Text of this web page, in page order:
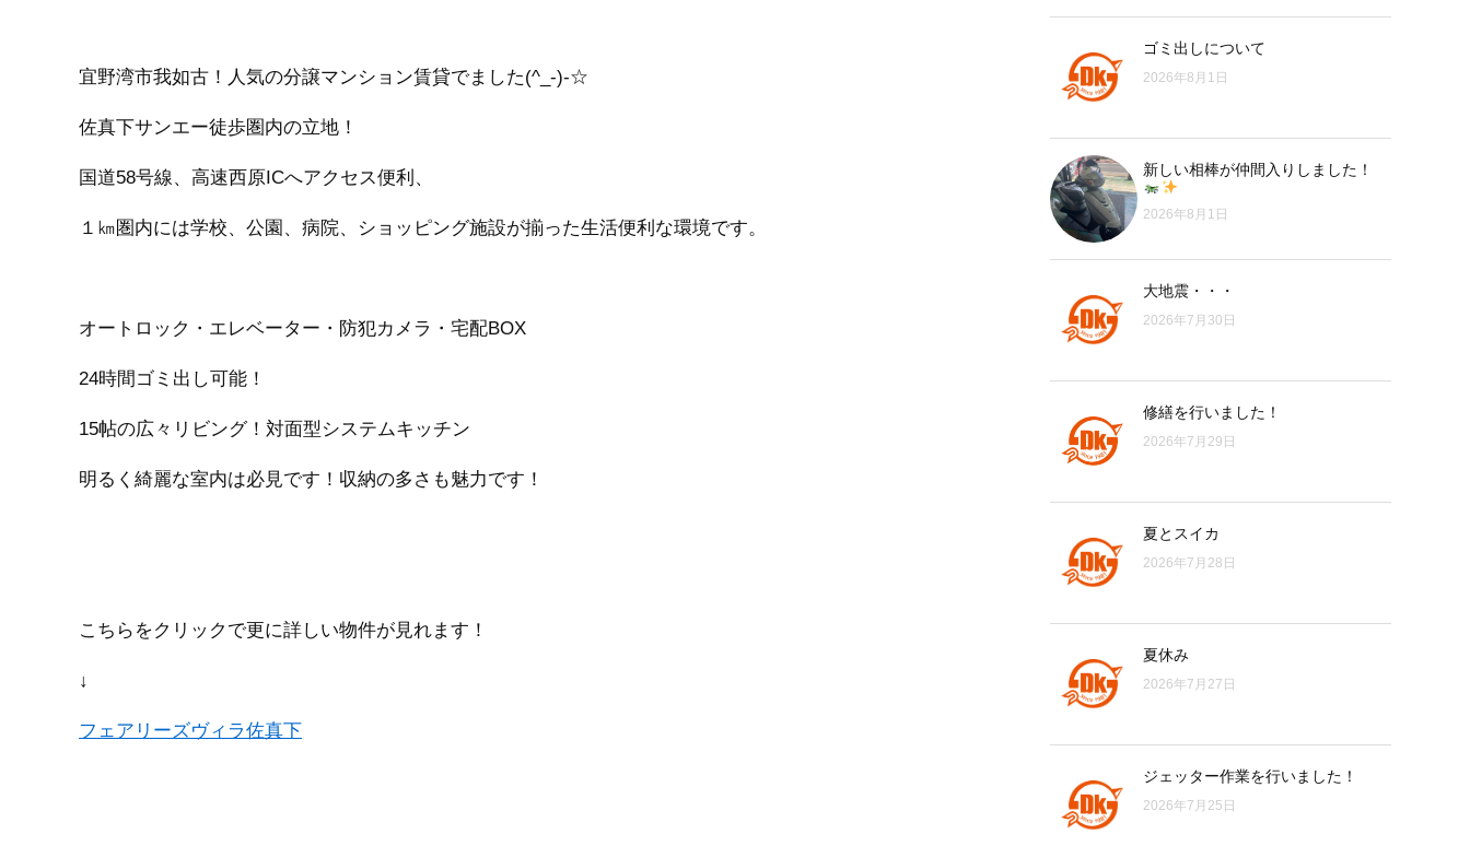
宜野湾市我如古！人気の分譲マンション賃貸でました(^_-)-☆
佐真下サンエー徒歩圏内の立地！
国道58号線、高速西原ICへアクセス便利、
１㎞圏内には学校、公園、病院、ショッピング施設が揃った生活便利な環境です。
オートロック・エレベーター・防犯カメラ・宅配BOX
24時間ゴミ出し可能！
15帖の広々リビング！対面型システムキッチン
明るく綺麗な室内は必見です！収納の多さも魅力です！
こちらをクリックで更に詳しい物件が見れます！
↓
フェアリーズヴィラ佐真下
ゴミ出しについて
2026年8月1日
新しい相棒が仲間入りしました！
2026年8月1日
大地震・・・
2026年7月30日
修繕を行いました！
2026年7月29日
夏とスイカ
2026年7月28日
夏休み
2026年7月27日
ジェッター作業を行いました！
2026年7月25日